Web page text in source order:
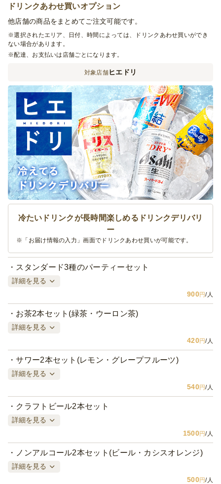
ドリンクあわせ買いオプション
他店舗の商品をまとめてご注文可能です。
※選択されたエリア、日付、時間によっては、ドリンクあわせ買いができ
ない場合があります。
※配達、お支払いは店舗ごとになります。
対象店舗ヒエドリ
冷たいドリンクが長時間楽しめるドリンクデリバリ
ー
※「お届け情報の入力」画面でドリンクあわせ買いが可能です。
スタンダード3種のパーティーセット
詳細を見る
900円/人
お茶2本セット(緑茶・ウーロン茶)
詳細を見る
420円/人
サワー2本セット(レモン・グレープフルーツ)
詳細を見る
540円/人
クラフトビール2本セット
詳細を見る
1500円/人
ノンアルコール2本セット(ビール・カシスオレンジ)
詳細を見る
500円/人